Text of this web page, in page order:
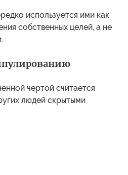
используется ими как
собственных целей, а не
чертой считается
людей скрытыми